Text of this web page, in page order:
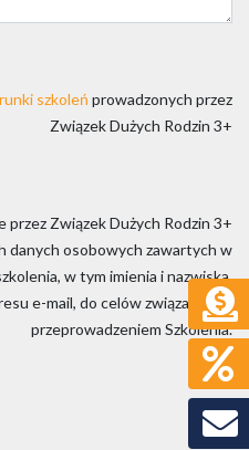
szkoleń prowadzonych przez
Związek Dużych Rodzin 3+
przez Związek Dużych Rodzin 3+
danych osobowych zawartych w
w tym imienia i nazwiska,
e-mail, do celów związanych z
przeprowadzeniem Szkolenia.